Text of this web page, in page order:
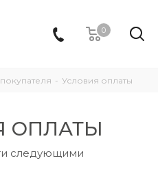
0
- Условия оплаты
ОПЛАТЫ
следующими